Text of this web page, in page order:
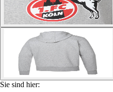
Sie sind hier: